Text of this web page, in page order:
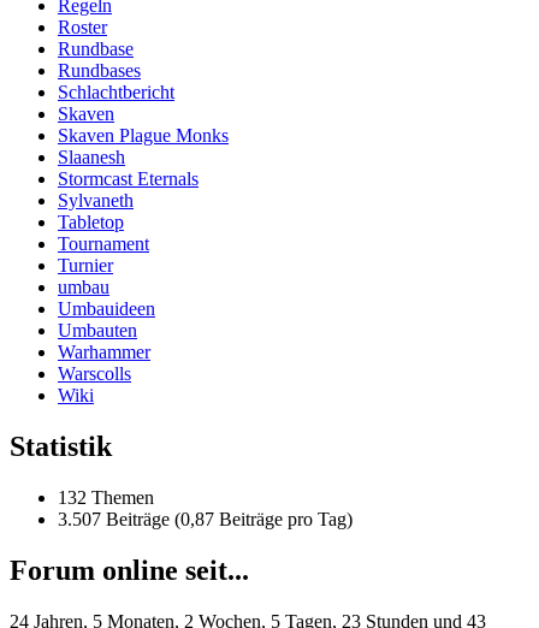
Regeln
Roster
Rundbase
Rundbases
Schlachtbericht
Skaven
Skaven Plague Monks
Slaanesh
Stormcast Eternals
Sylvaneth
Tabletop
Tournament
Turnier
umbau
Umbauideen
Umbauten
Warhammer
Warscolls
Wiki
Statistik
132 Themen
3.507 Beiträge (0,87 Beiträge pro Tag)
Forum online seit...
24 Jahren, 5 Monaten, 2 Wochen, 5 Tagen, 23 Stunden und 43